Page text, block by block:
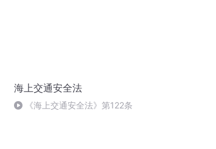
海上交通安全法
《海上交通安全法》第122条